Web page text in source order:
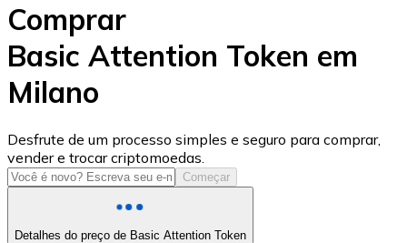
USD Coin
USDC
Comprar
Basic Attention Token em
Milano
Desfrute de um processo simples e seguro para comprar,
vender e trocar criptomoedas.
Começar
Detalhes do preço de Basic Attention Token